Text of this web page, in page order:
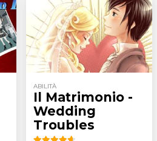
ABILITÀ
Il Matrimonio -
Wedding
Troubles